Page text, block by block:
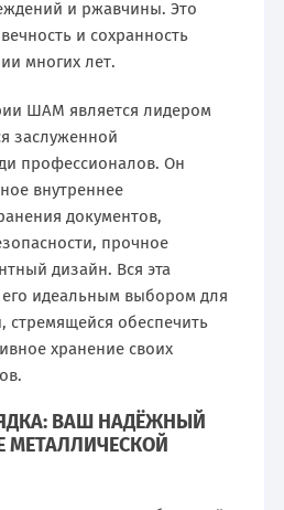
и ржавчины. Это
и сохранность
многих лет.
ШАМ является лидером
заслуженной
профессионалов. Он
внутреннее
документов,
прочное
дизайн. Вся эта
идеальным выбором для
стремящейся обеспечить
хранение своих
ВАШ НАДЁЖНЫЙ
МЕТАЛЛИЧЕСКОЙ